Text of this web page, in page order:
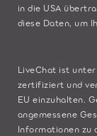
in die USA
diese Daten, um
LiveChat ist unter
zertifiziert und
EU einzuhalten.
angemessene
Informationen zu